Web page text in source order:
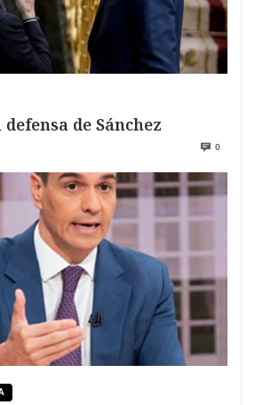
defensa de Sánchez
0